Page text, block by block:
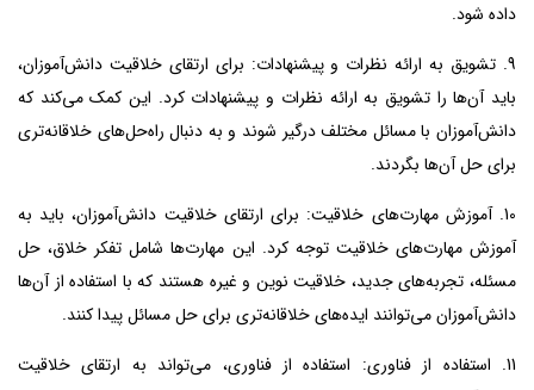
داده شود.
9. تشویق به ارائه نظرات و پیشنهادات: برای ارتقای خلاقیت دانش‌آموزان،
باید آن‌ها را تشویق به ارائه نظرات و پیشنهادات کرد. این کمک می‌کند که
دانش‌آموزان با مسائل مختلف درگیر شوند و به دنبال راه‌حل‌های خلاقانه‌تری
برای حل آن‌ها بگردند.
10. آموزش مهارت‌های خلاقیت: برای ارتقای خلاقیت دانش‌آموزان، باید به
آموزش مهارت‌های خلاقیت توجه کرد. این مهارت‌ها شامل تفکر خلاق، حل
مسئله، تجربه‌های جدید، خلاقیت نوین و غیره هستند که با استفاده از آن‌ها
دانش‌آموزان می‌توانند ایده‌های خلاقانه‌تری برای حل مسائل پیدا کنند.
11. استفاده از فناوری: استفاده از فناوری، می‌تواند به ارتقای خلاقیت